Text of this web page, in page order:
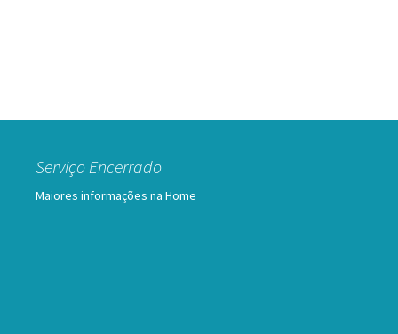
Serviço Encerrado
Maiores informações na Home